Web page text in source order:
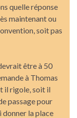
quelle réponse
maintenant ou
soit pas
être à 50
à Thomas
il rigole, soit il
passage pour
donner la place